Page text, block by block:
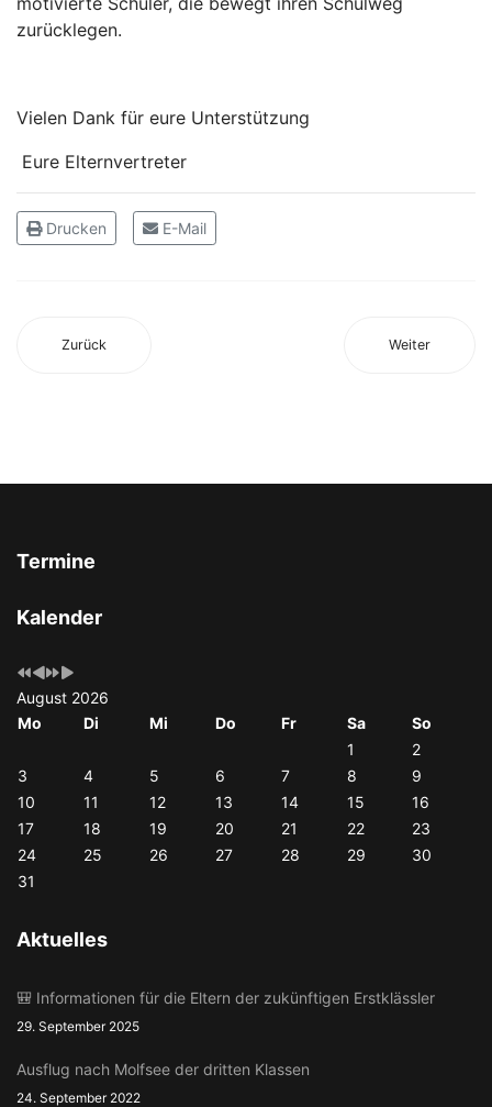
zurücklegen.
Vielen Dank für eure Unterstützung
Eure Elternvertreter
Drucken E-Mail
Zurück Weiter
Termine
Kalender
Vorheriges
Jahr
Vorheriger
Monat
Nächstes
Jahr
Nächstes
Monat
August 2026
Mo
Di Mi Do Fr Sa
So
1
2
3
4 5 6 7 8
9
10
11 12 13 14 15
16
17
18 19 20 21 22
23
24
25 26 27 28 29
30
31
Aktuelles
🎒 Informationen für die Eltern der zukünftigen Erstklässler
29. September 2025
Ausflug nach Molfsee der dritten Klassen
24. September 2022